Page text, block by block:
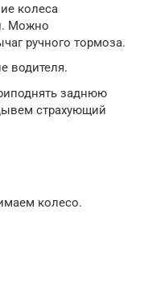
колеса
Можно
ручного тормоза.
водителя.
заднюю
страхующий
колесо.